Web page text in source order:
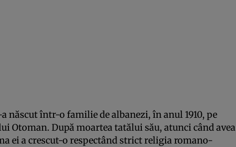
născut într-o familie de albanezi, în anul 1910, pe
Otoman. După moartea tatălui său, atunci când avea
ei a crescut-o respectând strict religia romano-